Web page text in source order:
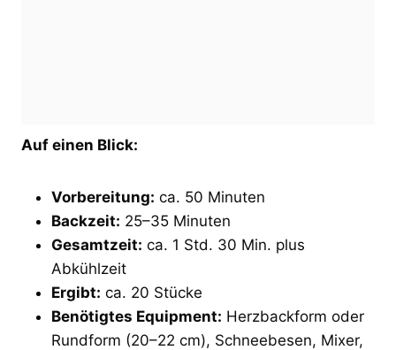
Auf einen Blick:
Vorbereitung: ca. 50 Minuten
Backzeit: 25–35 Minuten
Gesamtzeit: ca. 1 Std. 30 Min. plus
Abkühlzeit
Ergibt: ca. 20 Stücke
Benötigtes Equipment: Herzbackform oder
Rundform (20–22 cm), Schneebesen, Mixer,